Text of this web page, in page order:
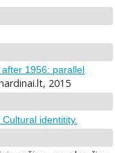
1956: parallel
2015
identitity.